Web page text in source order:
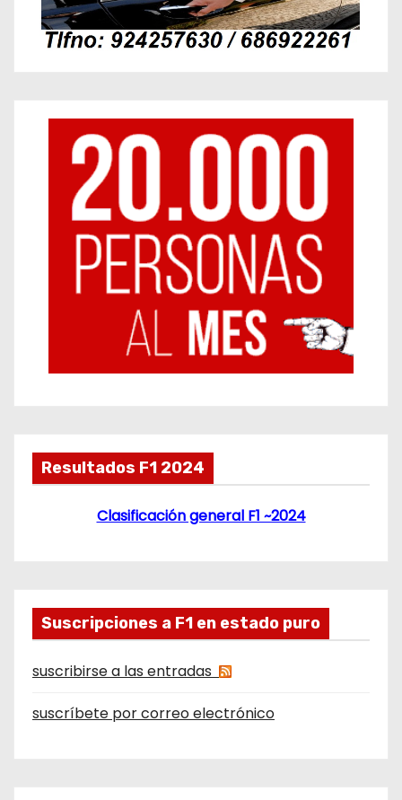
Resultados F1 2024
Clasificación general F1 ~2024
Suscripciones a F1 en estado puro
suscribirse a las entradas
suscríbete por correo electrónico